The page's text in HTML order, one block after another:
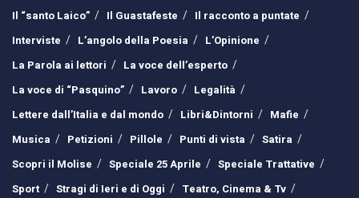
Il “santo Laico”
Il Guastafeste
Il racconto a puntate
Interviste
L’angolo della Poesia
L’Opinione
La Parola ai lettori
La voce dell’esperto
La voce di “Pasquino”
Lavoro
Legalità
Lettere dall’Italia e dal mondo
Libri&Dintorni
Mafie
Musica
Petizioni Pillole Punti di vista
Satira
Scopri il Molise
Speciale 25 Aprile
Speciale Trattative
Sport
Stragi di Ieri e di Oggi
Teatro, Cinema & Tv